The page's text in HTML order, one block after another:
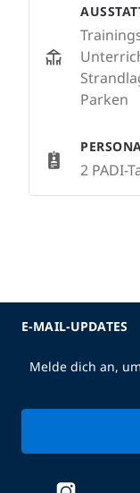
Parken
2 PADI-
E-MAIL-UPDATES
Melde dich an,